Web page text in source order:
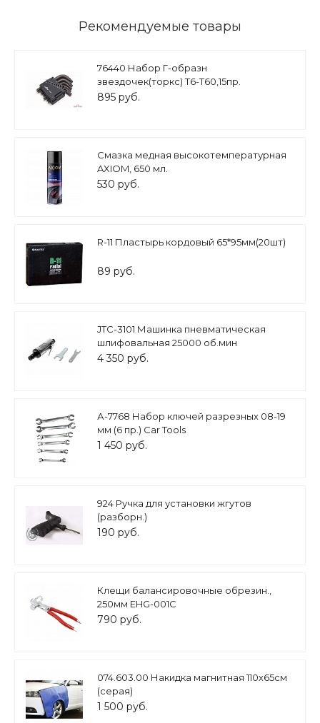
Рекомендуемые товары
76440 Набор Г-образн
звездочек(торкс) Т6-Т60,15пр.
895 руб.
Cмазка медная высокотемпературная
AXIOM, 650 мл.
530 руб.
R-11 Пластырь кордовый 65*95мм(20шт)
89 руб.
JTC-3101 Машинка пневматическая
шлифовальная 25000 об.мин
4 350 руб.
А-7768 Набор ключей разрезных 08-19
мм (6 пр.) Car Tools
1 450 руб.
924 Ручка для установки жгутов
(разборн.)
190 руб.
Клещи балансировочные обрезин.,
250мм EHG-001C
790 руб.
074.603.00 Накидка магнитная 110х65см
(серая)
1 500 руб.